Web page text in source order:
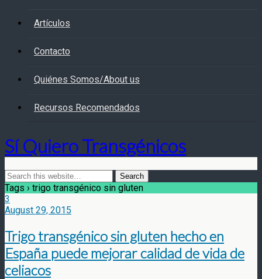
Artículos
Contacto
Quiénes Somos/About us
Recursos Recomendados
Sí Quiero Transgénicos
Tags › trigo transgénico sin gluten
3
August 29, 2015
Trigo transgénico sin gluten hecho en
España puede mejorar calidad de vida de
celiacos